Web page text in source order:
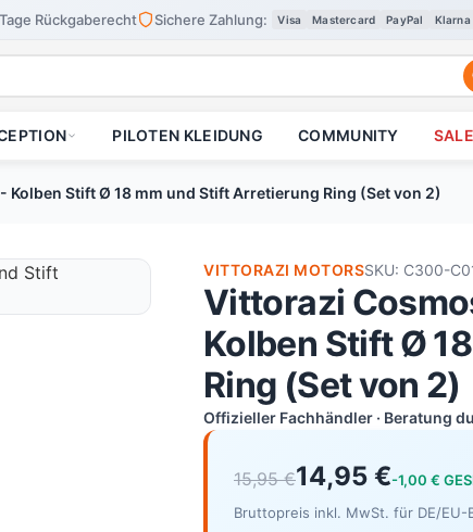
Rückgaberecht Sichere Zahlung: Visa Mastercard PayPal Klarna
PILOTEN KLEIDUNG COMMUNITY SALE
Kolben Stift Ø 18 mm und Stift Arretierung Ring (Set von 2)
VITTORAZI MOTORSSKU: C300-
Vittorazi
Kolben Stift Ø
Ring (Set von 2)
Offizieller Fachhändler · Beratung
15,95 €14,95 €-1,00 €
Bruttopreis inkl. MwSt. für DE/EU-